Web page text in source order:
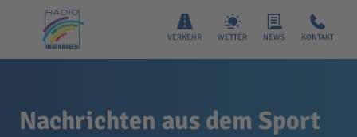
VERKEHR WETTER NEWS KONTAKT
Nachrichten aus dem Sport